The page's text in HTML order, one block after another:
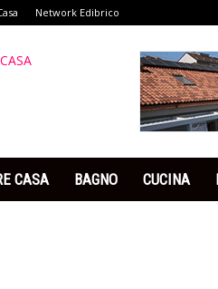
Network Edibrico
CASA BAGNO CUCINA